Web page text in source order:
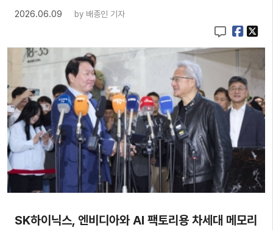
2026.06.09
by 배종인 기자
SK하이닉스, 엔비디아와 AI 팩토리용 차세대 메모리